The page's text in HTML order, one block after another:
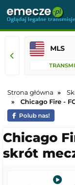
MLS
Strona główna
Chicago Fire -
Polub nas!
Chicago
skrót